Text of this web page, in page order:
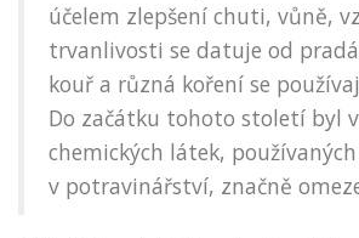
účelem zlepšení chuti, vůně,
trvanlivosti se datuje od
kouř a různá koření se
Do začátku tohoto století byl
chemických látek, používaných
v potravinářství, značně